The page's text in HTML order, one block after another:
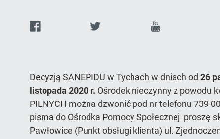
dFacebook q o
Decyzją SANEPIDU w Tychach w dniach od 26
listopada 2020 r. Ośrodek nieczynny z powodu
PILNYCH można dzwonić pod nr telefonu 739
pisma do Ośrodka Pomocy Społecznej proszę
Pawłowice (Punkt obsługi klienta) ul.